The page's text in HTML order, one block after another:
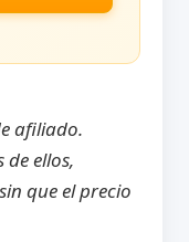
afiliado.
ellos,
que el precio